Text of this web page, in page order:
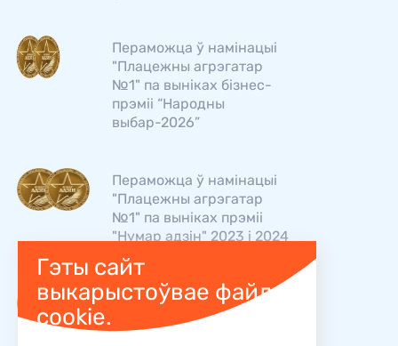
Пераможца ў намінацыі
"Плацежны агрэгатар
№1" па выніках бізнес-
прэміі “Народны
выбар-2026”
Пераможца ў намінацыі
"Плацежны агрэгатар
№1" па выніках прэміі
"Нумар адзін" 2023 і 2024
"Хуткі Грош" - лідар
рэйтынгаў TOP BRAND у
намінацыі "Плацежны
Гэты сайт
выкарыстоўвае файлы
cookie.